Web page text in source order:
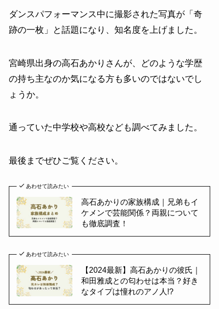
ダンスパフォーマンス中に撮影された写真が「奇
跡の一枚」と話題になり、知名度を上げました。
宮崎県出身の高石あかりさんが、どのような学歴
の持ち主なのか気になる方も多いのではないでし
ょうか。
通っていた中学校や高校なども調べてみました。
最後までぜひご覧ください。
あわせて読みたい
高石あかりの家族構成｜兄弟もイ
ケメンで芸能関係？両親について
も徹底調査！
あわせて読みたい
【2024最新】高石あかりの彼氏｜
和田雅成との匂わせは本当？好き
なタイプは憧れのアノ人!?